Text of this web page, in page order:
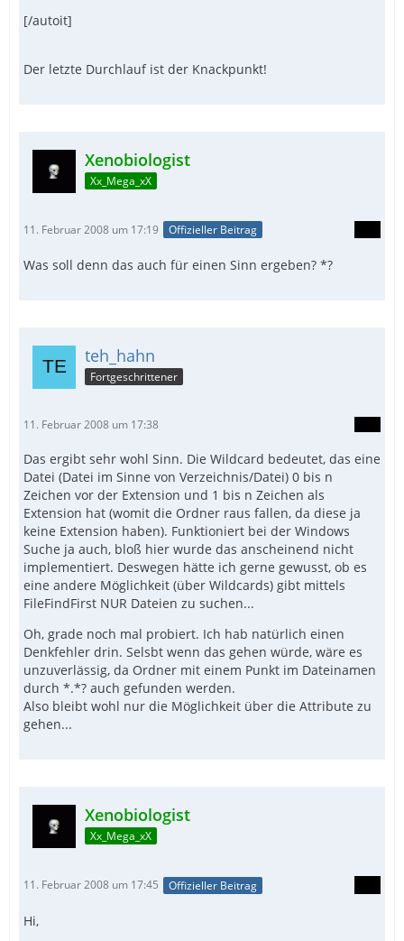
[/autoit]
Der letzte Durchlauf ist der Knackpunkt!
Xenobiologist
Xx_Mega_xX
11. Februar 2008 um 17:19 Offizieller Beitrag
Was soll denn das auch für einen Sinn ergeben? *?
teh_hahn
Fortgeschrittener
11. Februar 2008 um 17:38
Das ergibt sehr wohl Sinn. Die Wildcard bedeutet, das eine
Datei (Datei im Sinne von Verzeichnis/Datei) 0 bis n
Zeichen vor der Extension und 1 bis n Zeichen als
Extension hat (womit die Ordner raus fallen, da diese ja
keine Extension haben). Funktioniert bei der Windows
Suche ja auch, bloß hier wurde das anscheinend nicht
implementiert. Deswegen hätte ich gerne gewusst, ob es
eine andere Möglichkeit (über Wildcards) gibt mittels
FileFindFirst NUR Dateien zu suchen...
Oh, grade noch mal probiert. Ich hab natürlich einen
Denkfehler drin. Selsbt wenn das gehen würde, wäre es
unzuverlässig, da Ordner mit einem Punkt im Dateinamen
durch *.*? auch gefunden werden.
Also bleibt wohl nur die Möglichkeit über die Attribute zu
gehen...
Xenobiologist
Xx_Mega_xX
11. Februar 2008 um 17:45 Offizieller Beitrag
Hi,